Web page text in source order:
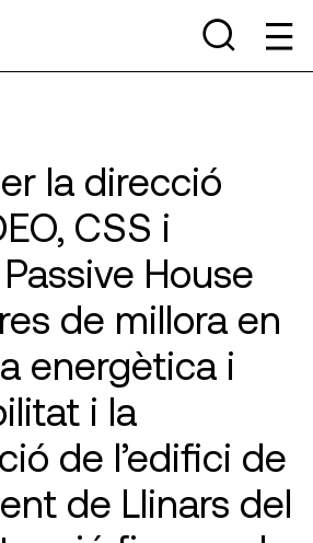
la direcció
CSS i
House
de millora en
energètica i
i la
de l’edifici de
de Llinars del